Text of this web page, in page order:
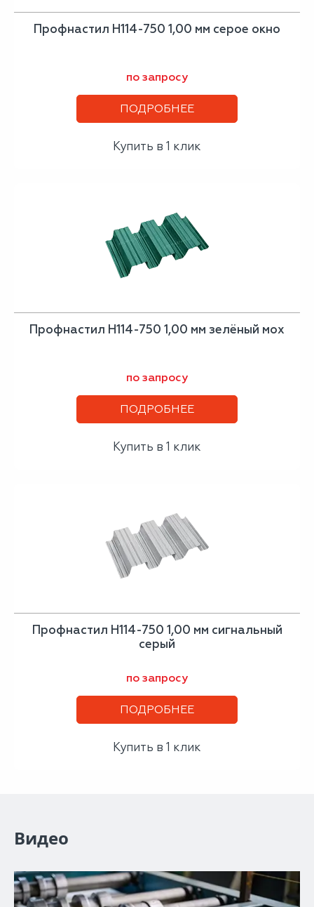
Профнастил H114-750 1,00 мм серое окно
по запросу
ПОДРОБНЕЕ
Купить в 1 клик
Профнастил H114-750 1,00 мм зелёный мох
по запросу
ПОДРОБНЕЕ
Купить в 1 клик
Профнастил H114-750 1,00 мм сигнальный
серый
по запросу
ПОДРОБНЕЕ
Купить в 1 клик
Видео